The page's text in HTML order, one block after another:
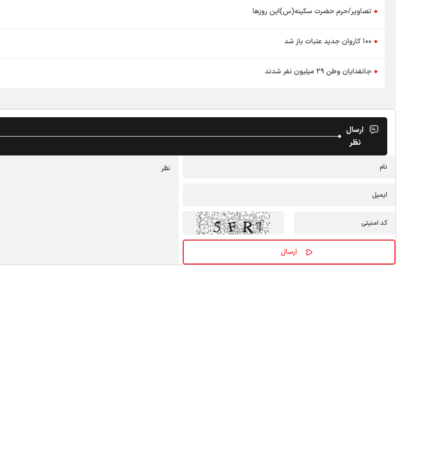
تصاویر/حرم حضرت سکینه(س)این روزها
۱۰۰ کاروان جدید عتبات باز شد
جانفدایان وطن ۲۹ میلیون نفر شدند
ارسال
نظر